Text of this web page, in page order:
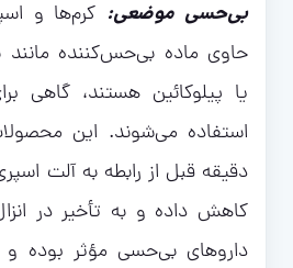
بی‌حسی موضعی: کرم‌ها و
حاوی ماده بی‌حس‌کننده مانند
یا پیلوکائین هستند، گاهی
دقیقه قبل از رابطه به آلت
کاهش داده و به تأخیر در
داروهای بی‌حسی مؤثر بوده